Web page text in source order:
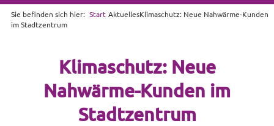
Sie befinden sich hier: Start AktuellesKlimaschutz: Neue Nahwärme-Kunden
im Stadtzentrum
Klimaschutz: Neue
Nahwärme-Kunden im
Stadtzentrum